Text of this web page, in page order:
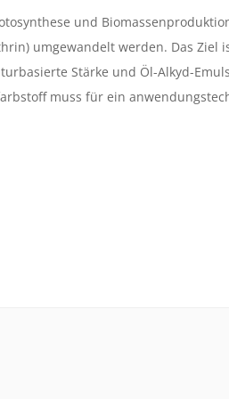
und
umgewandelt werden. Das Ziel
Stärke und Öl-Alkyd-
muss für ein